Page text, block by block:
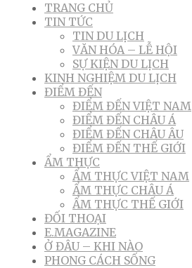
TRANG CHỦ
TIN TỨC
TIN DU LỊCH
VĂN HÓA – LỄ HỘI
SỰ KIỆN DU LỊCH
KINH NGHIỆM DU LỊCH
ĐIỂM ĐẾN
ĐIỂM ĐẾN VIỆT NAM
ĐIỂM ĐẾN CHÂU Á
ĐIỂM ĐẾN CHÂU ÂU
ĐIỂM ĐẾN THẾ GIỚI
ẨM THỰC
ẨM THỰC VIỆT NAM
ẨM THỰC CHÂU Á
ẨM THỰC THẾ GIỚI
ĐỐI THOẠI
E.MAGAZINE
Ở ĐÂU – KHI NÀO
PHONG CÁCH SỐNG